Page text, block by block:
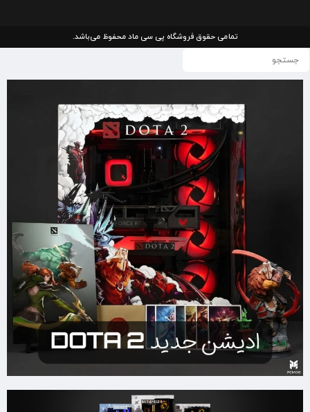
تمامی حقوق فروشگاه پی سی ماد محفوظ می‌باشد.